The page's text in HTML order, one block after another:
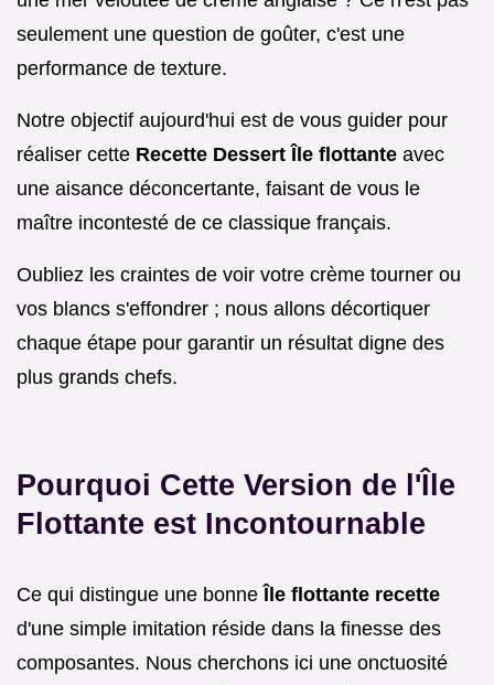
seulement une question de goûter, c'est une
performance de texture.
Notre objectif aujourd'hui est de vous guider pour
réaliser cette Recette Dessert Île flottante avec
une aisance déconcertante, faisant de vous le
maître incontesté de ce classique français.
Oubliez les craintes de voir votre crème tourner ou
vos blancs s'effondrer ; nous allons décortiquer
chaque étape pour garantir un résultat digne des
plus grands chefs.
Pourquoi Cette Version de l'Île
Flottante est Incontournable
Ce qui distingue une bonne Île flottante recette
d'une simple imitation réside dans la finesse des
composantes. Nous cherchons ici une onctuosité